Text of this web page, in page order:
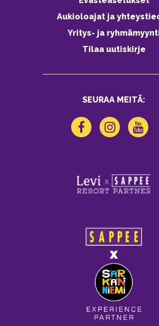
Aukioloajat ja
Yritys- ja
Tilaa uutiskirje
SEURAA MEITÄ: